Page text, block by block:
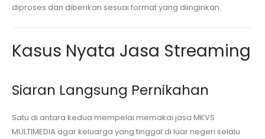
diproses dan diberikan sesuai format yang diinginkan.
Kasus Nyata Jasa Streaming
Siaran Langsung Pernikahan
Satu di antara kedua mempelai memakai jasa MKVS
MULTIMEDIA agar keluarga yang tinggal di luar negeri selalu